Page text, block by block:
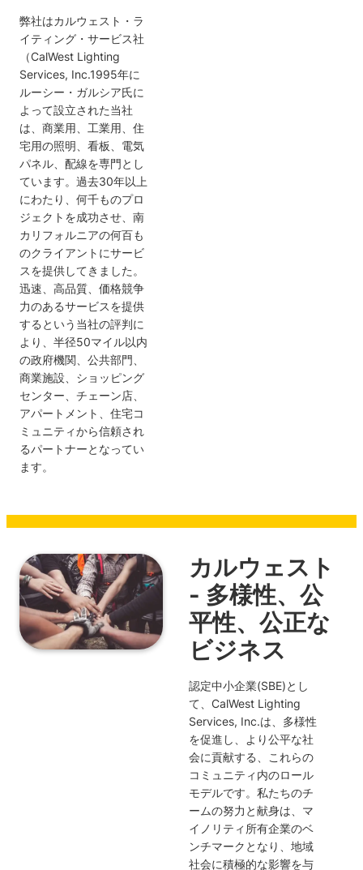
弊社はカルウェスト・ラ
イティング・サービス社
（CalWest Lighting
Services, Inc.1995年に
ルーシー・ガルシア氏に
よって設立された当社
は、商業用、工業用、住
宅用の照明、看板、電気
パネル、配線を専門とし
ています。過去30年以上
にわたり、何千ものプロ
ジェクトを成功させ、南
カリフォルニアの何百も
のクライアントにサービ
スを提供してきました。
迅速、高品質、価格競争
力のあるサービスを提供
するという当社の評判に
より、半径50マイル以内
の政府機関、公共部門、
商業施設、ショッピング
センター、チェーン店、
アパートメント、住宅コ
ミュニティから信頼され
るパートナーとなってい
ます。
カルウェスト
- 多様性、公
平性、公正な
ビジネス
認定中小企業(SBE)とし
て、CalWest Lighting
Services, Inc.は、多様性
を促進し、より公平な社
会に貢献する、これらの
コミュニティ内のロール
モデルです。私たちのチ
ームの努力と献身は、マ
イノリティ所有企業のベ
ンチマークとなり、地域
社会に積極的な影響を与